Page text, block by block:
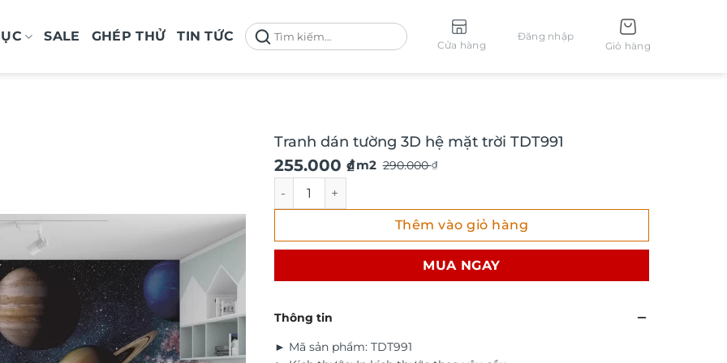
SALE GHÉP THỬ TIN TỨC
Tìm
kiếm:
Cửa hàng
Đăng nhập
Giỏ hàng
Tranh dán tường 3D hệ mặt trời TDT991
290.000₫
Giá
gốc
là:
290.000 ₫.
255.000 ₫
Giá
hiện
tại
là:
/ m2
Tranh dán tường 3D hệ mặt trời TDT991 số lượng
Thêm vào giỏ hàng
MUA NGAY
Thông tin
► Mã sản phẩm: TDT991